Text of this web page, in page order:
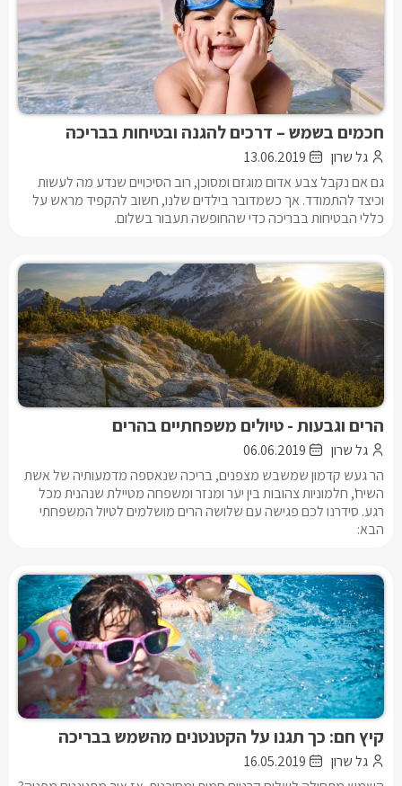
חכמים בשמש – דרכים להגנה ובטיחות בבריכה
גם אם נקבל צבע אדום מוגזם ומסוכן, רוב הסיכויים שנדע מה לעשות
וכיצד להתמודד. אך כשמדובר בילדים שלנו, חשוב להקפיד מראש על
כללי הבטיחות בבריכה כדי שהחופשה תעבור בשלום.
גל שרון 13.06.2019
הרים וגבעות - טיולים משפחתיים בהרים
הר געש קדמון שמשבש מצפנים, בריכה שנאספה מדמעותיה של אשת
השיח', חלמוניות צהובות בין יער ומנזר ומשפחה מטיילת שנהנית מכל
רגע. סידרנו לכם פגישה עם שלושה הרים מושלמים לטיול המשפחתי
הבא:
גל שרון 06.06.2019
קיץ חם: כך תגנו על הקטנטנים מהשמש בבריכה
גל שרון 16.05.2019